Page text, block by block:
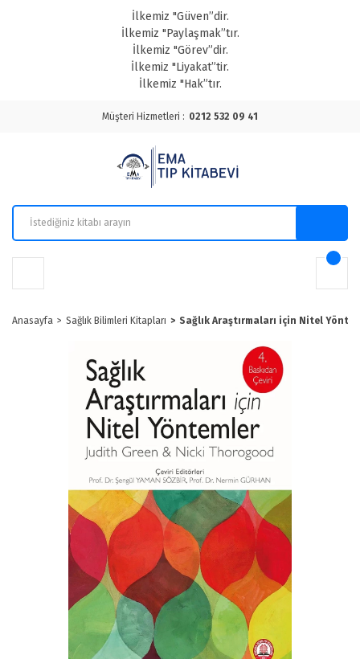
İlkemiz "Güven”dir.
İlkemiz "Paylaşmak”tır.
İlkemiz "Görev”dir.
İlkemiz "Liyakat”tir.
İlkemiz "Hak”tır.
Müşteri Hizmetleri : 0212 532 09 41
Anasayfa Sağlık Bilimleri Kitapları Sağlık Araştırmaları için Nitel